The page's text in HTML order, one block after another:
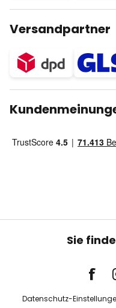
Versandpartner
Sie
Datenschutz-